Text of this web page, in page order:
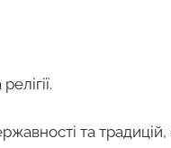
та традицій,